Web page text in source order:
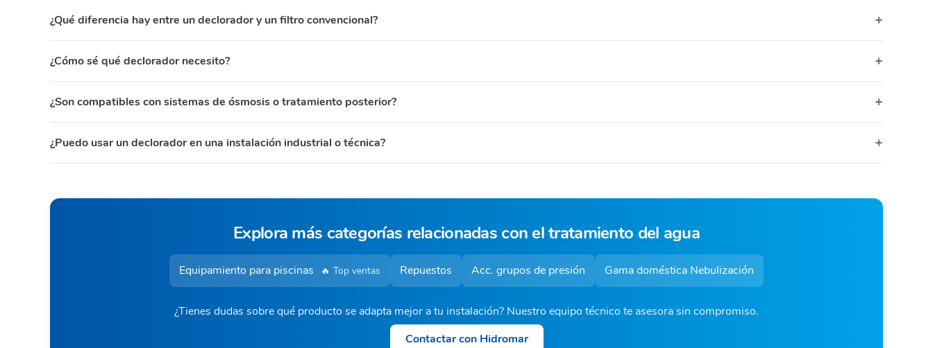
¿Qué diferencia hay entre un declorador y un filtro convencional?
¿Cómo sé qué declorador necesito?
¿Son compatibles con sistemas de ósmosis o tratamiento posterior?
¿Puedo usar un declorador en una instalación industrial o técnica?
Explora más categorías relacionadas con el tratamiento del agua
Equipamiento para piscinas 🔥 Top ventas Repuestos Acc. grupos de presión Gama doméstica Nebulización
¿Tienes dudas sobre qué producto se adapta mejor a tu instalación? Nuestro equipo técnico te asesora sin compromiso.
Contactar con Hidromar